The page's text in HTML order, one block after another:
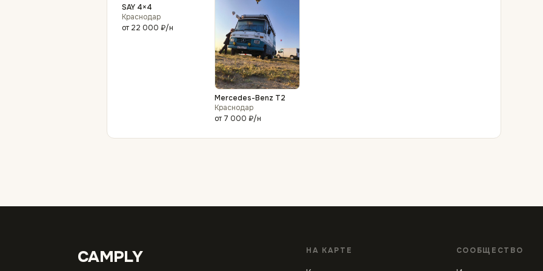
SAY 4×4
Краснодар
от 22 000 ₽/н
Mercedes-Benz T2
Краснодар
от 7 000 ₽/н
CAMPLY НА КАРТЕ СООБЩЕСТВО